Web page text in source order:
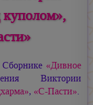
«Дивное
Виктории
, «С-Пасти».